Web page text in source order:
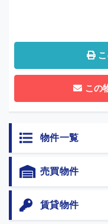
この
物件一覧
売買物件
賃貸物件